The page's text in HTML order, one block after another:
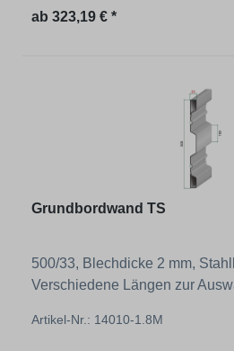
Regulärer Preis:
ab 323,19 € *
Grundbordwand TS
500/33, Blechdicke 2 mm,
Verschiedene Längen zur
Artikel-Nr.: 14010-1.8M